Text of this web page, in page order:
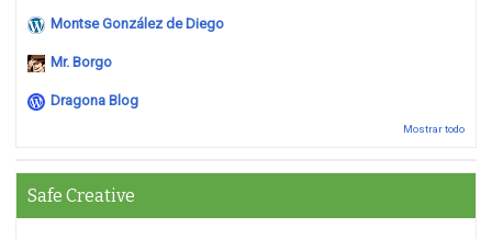
Montse González de Diego
Mr. Borgo
Dragona Blog
Mostrar todo
Safe Creative